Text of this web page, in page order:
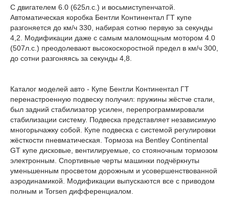
С двигателем 6.0 (625л.с.) и восьмиступенчатой.
Автоматическая коробка Бентли Континентал ГТ купе
разгоняется до км/ч 330, набирая сотню первую за секунды
4,2. Модификации даже с самым маломощным мотором 4.0
(507л.с.) преодолевают высокоскоростной предел в км/ч 300,
до сотни разгоняясь за секунды 4,8.
Каталог моделей авто - Купе Бентли Континентал ГТ
перенастроенную подвеску получил: пружины жёстче стали,
был задний стабилизатор усилен, перепрограммировали
стабилизации систему. Подвеска представляет независимую
многорычажку собой. Купе подвеска с системой регулировки
жёсткости пневматическая. Тормоза на Bentley Continental
GT купе дисковые, вентилируемые, со стояночным тормозом
электронным. Спортивные черты машинки подчёркнуты
уменьшенным просветом дорожным и усовершенствованной
аэродинамикой. Модификации выпускаются все с приводом
полным и Torsen дифференциалом.